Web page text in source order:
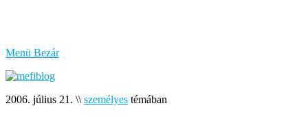
Menü Bezár
2006. július 21. \\ személyes témában